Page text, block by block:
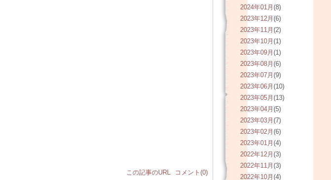
この記事のURL コメント(0)
2024年01月 (8)
2023年12月 (6)
2023年11月 (2)
2023年10月 (1)
2023年09月 (1)
2023年08月 (6)
2023年07月 (9)
2023年06月 (10)
2023年05月 (13)
2023年04月 (5)
2023年03月 (7)
2023年02月 (6)
2023年01月 (4)
2022年12月 (3)
2022年11月 (3)
2022年10月 (4)